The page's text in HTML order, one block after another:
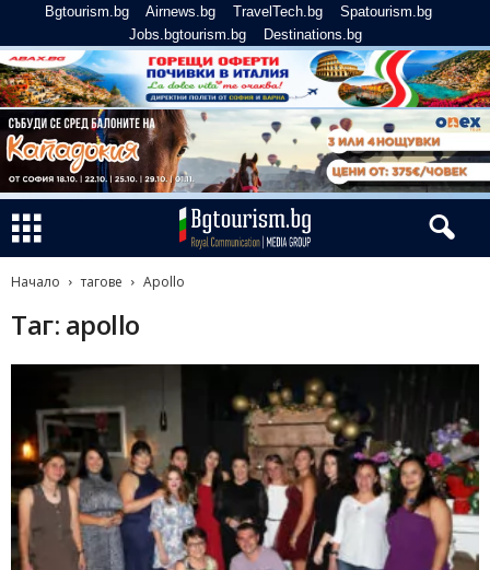
Bgtourism.bg Airnews.bg TravelTech.bg
Spatourism.bg
Jobs.bgtourism.bg
Destinations.bg
Начало тагове Apollo
Таг: apollo